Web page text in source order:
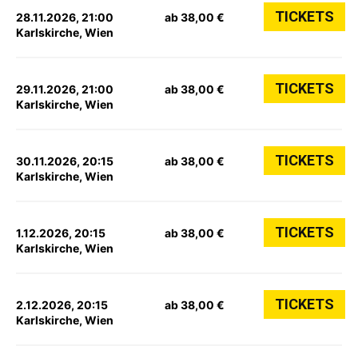
28.11.2026, 21:00
Karlskirche, Wien
ab 38,00 € TICKETS
29.11.2026, 21:00
Karlskirche, Wien
ab 38,00 € TICKETS
30.11.2026, 20:15
Karlskirche, Wien
ab 38,00 € TICKETS
1.12.2026, 20:15
Karlskirche, Wien
ab 38,00 € TICKETS
2.12.2026, 20:15
Karlskirche, Wien
ab 38,00 € TICKETS